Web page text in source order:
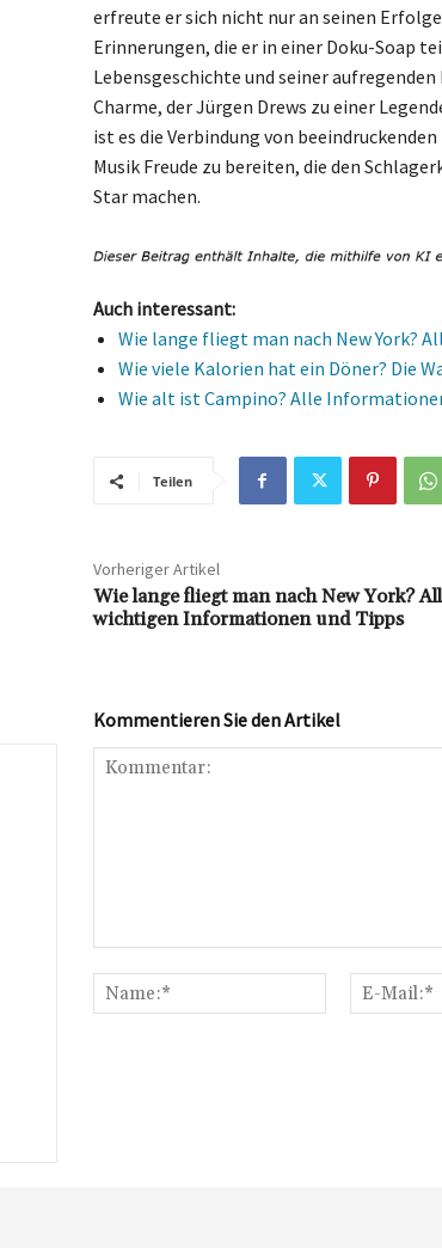
erfreute er sich nicht nur an seinen
Erinnerungen, die er in einer Doku-Soap
Lebensgeschichte und seiner
Charme, der Jürgen Drews zu einer
ist es die Verbindung von
Musik Freude zu bereiten, die den
Star machen.
Auch interessant:
Wie lange fliegt man nach New York?
Wie viele Kalorien hat ein Döner? Die
Wie alt ist Campino? Alle
Teilen
Vorheriger Artikel
Wie lange fliegt man nach New York?
wichtigen Informationen und Tipps
Kommentieren Sie den Artikel
Name:*